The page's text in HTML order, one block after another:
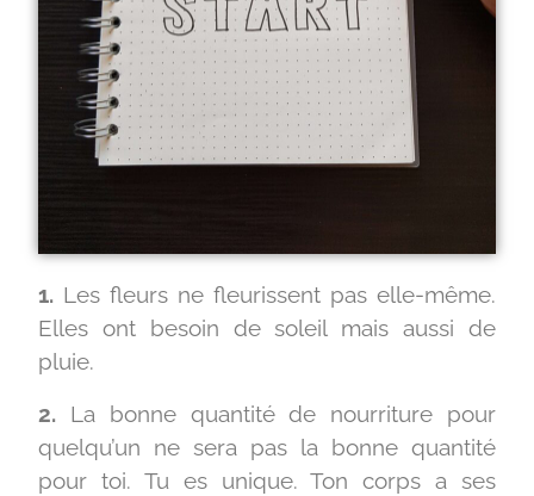
1. Les fleurs ne fleurissent pas elle-même.
Elles ont besoin de soleil mais aussi de
pluie.
2. La bonne quantité de nourriture pour
quelqu’un ne sera pas la bonne quantité
pour toi. Tu es unique. Ton corps a ses